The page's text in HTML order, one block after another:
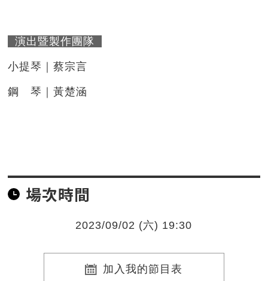
演出暨製作團隊
小提琴｜蔡宗言
鋼 琴｜黃楚涵
場次時間
2023/09/02 (六) 19:30
加入我的節目表